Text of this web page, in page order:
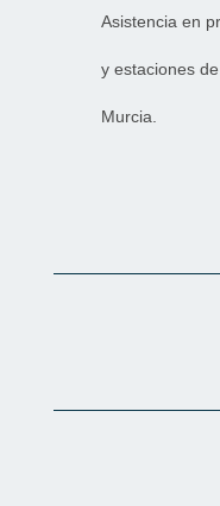
Asistencia en
y estaciones
Murcia.